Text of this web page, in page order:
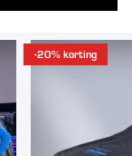
-20% korting